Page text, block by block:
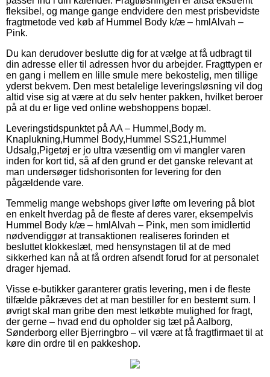
fleksibel, og mange gange endvidere den mest prisbevidste
fragtmetode ved køb af Hummel Body k/æ – hmlAlvah –
Pink.
Du kan derudover beslutte dig for at vælge at få udbragt til
din adresse eller til adressen hvor du arbejder. Fragttypen er
en gang i mellem en lille smule mere bekostelig, men tillige
yderst bekvem. Den mest betalelige leveringsløsning vil dog
altid vise sig at være at du selv henter pakken, hvilket beroer
på at du er lige ved online webshoppens bopæl.
Leveringstidspunktet på AA – Hummel,Body m.
Knaplukning,Hummel Body,Hummel SS21,Hummel
Udsalg,Pigetøj er jo ultra væsentlig om vi mangler varen
inden for kort tid, så af den grund er det ganske relevant at
man undersøger tidshorisonten for levering for den
pågældende vare.
Temmelig mange webshops giver løfte om levering på blot
en enkelt hverdag på de fleste af deres varer, eksempelvis
Hummel Body k/æ – hmlAlvah – Pink, men som imidlertid
nødvendiggør at transaktionen realiseres forinden et
besluttet klokkeslæt, med hensynstagen til at de med
sikkerhed kan nå at få ordren afsendt forud for at personalet
drager hjemad.
Visse e-butikker garanterer gratis levering, men i de fleste
tilfælde påkræves det at man bestiller for en bestemt sum. I
øvrigt skal man gribe den mest letkøbte mulighed for fragt,
der gerne – hvad end du opholder sig tæt på Aalborg,
Sønderborg eller Bjerringbro – vil være at få fragtfirmaet til at
køre din ordre til en pakkeshop.